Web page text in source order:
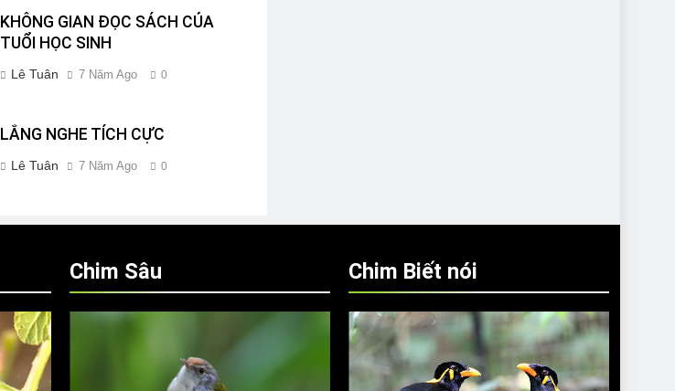
KHÔNG GIAN ĐỌC SÁCH CỦA
TUỔI HỌC SINH
Lê Tuân 7 Năm Ago 0
LẮNG NGHE TÍCH CỰC
Lê Tuân 7 Năm Ago 0
Chim Sâu Chim Biết nói